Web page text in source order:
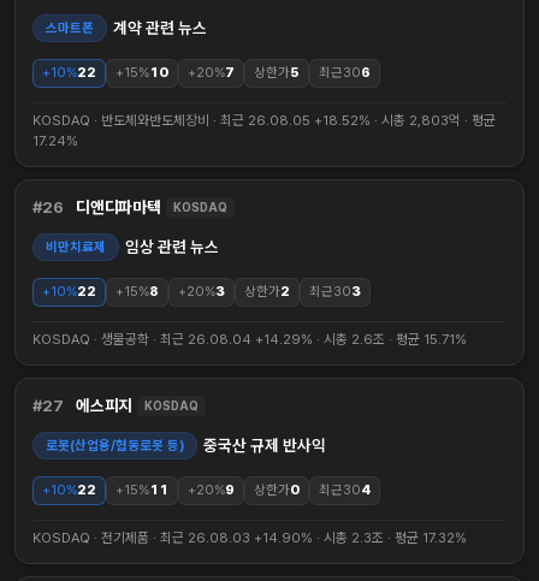
스마트폰 계약 관련 뉴스
+10%22 +15%10 +20%7 상한가5 최근306
KOSDAQ · 반도체와반도체장비 · 최근 26.08.05 +18.52% · 시총 2,803억 · 평균
17.24%
26 디앤디파마텍 KOSDAQ
비만치료제 임상 관련 뉴스
+10%22 +15%8 +20%3 상한가2 최근303
KOSDAQ · 생물공학 · 최근 26.08.04 +14.29% · 시총 2.6조 · 평균 15.71%
27 에스피지 KOSDAQ
로봇(산업용/협동로봇 등) 중국산 규제 반사익
+10%22 +15%11 +20%9 상한가0 최근304
KOSDAQ · 전기제품 · 최근 26.08.03 +14.90% · 시총 2.3조 · 평균 17.32%